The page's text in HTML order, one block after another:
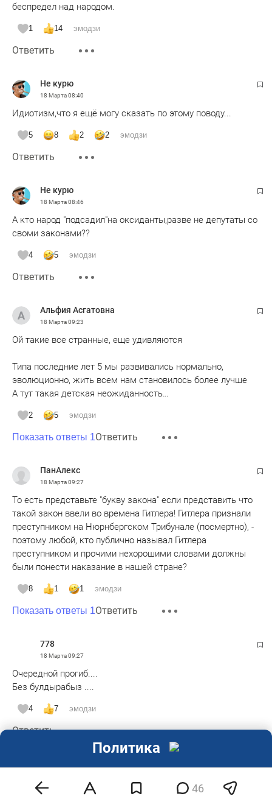
беспредел над народом.
1 14 эмодзи
Ответить
Не курю
18 Марта08:40
Идиотизм,что я ещё могу сказать по этому поводу...
5 8 2 2 эмодзи
Ответить
Не курю
18 Марта08:46
А кто народ "подсадил"на оксиданты,разве не депутаты со
своми законами??
4 5 эмодзи
Ответить
Альфия Асгатовна
18 Марта09:23
Ой такие все странные, еще удивляются
Типа последние лет 5 мы развивались нормально,
эволюционно, жить всем нам становилось более лучше
А тут такая детская неожиданность…
2 5 эмодзи
Показать ответы 1Ответить
ПанАлекс
18 Марта09:27
То есть представьте "букву закона" если представить что
такой закон ввели во времена Гитлера! Гитлера признали
преступником на Нюрнбергском Трибунале (посмертно), -
поэтому любой, кто публично называл Гитлера
преступником и прочими нехорошими словами должны
были понести наказание в нашей стране?
8 1 1 эмодзи
Показать ответы 1Ответить
778
18 Марта09:27
Очередной прогиб....
Без булдырабыз ....
4 7 эмодзи
Ответить
И это не шутка... 46
Политика